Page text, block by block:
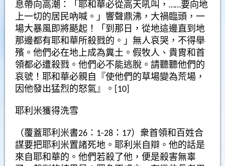
息帶向高潮：「耶和華必從高天吼叫，……要向地
上一切的居民吶喊。」響聲鼎沸，大禍臨頭，一
場大暴風即將颳起！「到那日，從地這邊直到地
那邊都有耶和華所殺戮的。」無人哀哭，不得舉
殯。他們必在地上成為糞土。假牧人、貴胄和首
領都必遭殺戮。他們必不能逃脫。請聽聽他們的
哀號！耶和華必親自『使他們的草場變為荒場，
因他發出猛烈的怒氣』。[10]
耶利米獲得洗雪
（覆蓋耶利米書26：1-28：17）衆首領和百姓合
謀要把耶利米置諸死地。耶利米自辯。他的話是
來自耶和華的。他們若殺了他，便是殺害無辜